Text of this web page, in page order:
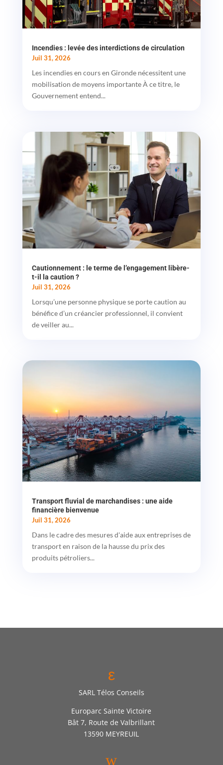
Incendies : levée des interdictions de circulation
Juil 31, 2026
Les incendies en cours en Gironde nécessitent une
mobilisation de moyens importante À ce titre, le
Gouvernement entend...
Cautionnement : le terme de l’engagement libère-
t-il la caution ?
Juil 31, 2026
Lorsqu’une personne physique se porte caution au
bénéfice d’un créancier professionnel, il convient
de veiller au...
Transport fluvial de marchandises : une aide
financière bienvenue
Juil 31, 2026
Dans le cadre des mesures d'aide aux entreprises de
transport en raison de la hausse du prix des
produits pétroliers...
ε
SARL Télos Conseils
Europarc Sainte Victoire
Bât 7, Route de Valbrillant
13590 MEYREUIL
w